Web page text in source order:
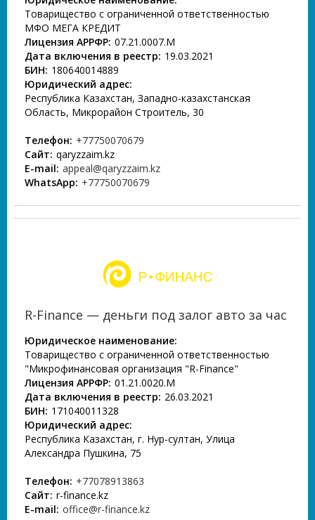
Товарищество с ограниченной ответственностью
МФО МЕГА КРЕДИТ
Лицензия АРРФР: 07.21.0007.М
Дата включения в реестр: 19.03.2021
БИН: 180640014889
Юридический адрес:
Республика Казахстан, Западно-казахстанская
Область, Микрорайон Строитель, 30
Телефон: +77750070679
Сайт: qaryzzaim.kz
E-mail: appeal@qaryzzaim.kz
WhatsApp: +77750070679
R-Finance — деньги под залог авто за час
Юридическое наименование:
Товарищество с ограниченной ответственностью
"Микрофинансовая организация "R-Finance"
Лицензия АРРФР: 01.21.0020.М
Дата включения в реестр: 26.03.2021
БИН: 171040011328
Юридический адрес:
Республика Казахстан, г. Нур-султан, Улица
Александра Пушкина, 75
Телефон: +77078913863
Сайт: r-finance.kz
E-mail: office@r-finance.kz